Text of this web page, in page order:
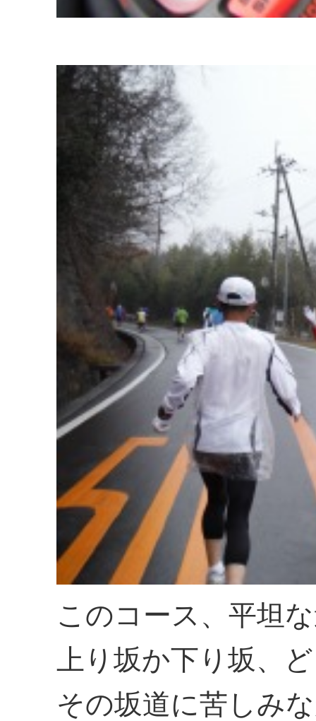
このコース、平坦
上り坂か下り坂、
その坂道に苦しみ